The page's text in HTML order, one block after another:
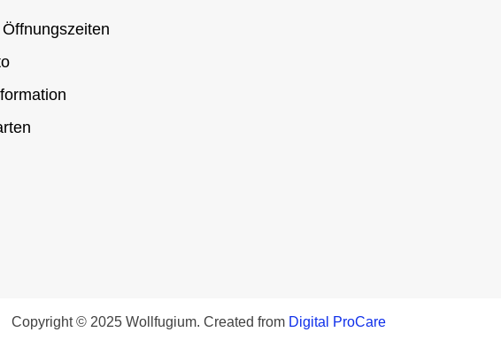
Copyright © 2025 Wollfugium. Created from Digital ProCare